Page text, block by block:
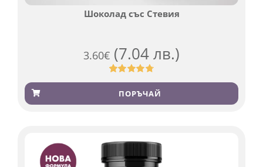
Шоколад със Стевия
3.60€ (7.04 лв.)
Оценен
4.79 от 5,
базирано
185
ПОРЪЧАЙ